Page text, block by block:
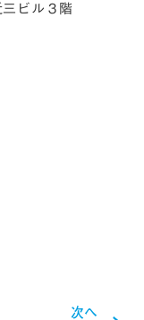
ビル３階
次へ